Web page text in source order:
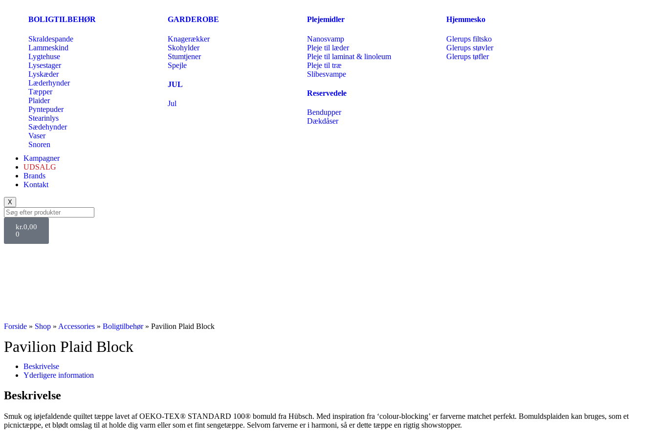
BOLIGTILBEHØR
Skraldespande
Lammeskind
Lygtehuse
Lysestager
Lyskæder
Læderhynder
Tæpper
Plaider
Pyntepuder
Stearinlys
Sædehynder
Vaser
Snoren
GARDEROBE
Knagerækker
Skohylder
Stumtjener
Spejle
JUL
Jul
Plejemidler
Nanosvamp
Pleje til læder
Pleje til laminat & linoleum
Pleje til træ
Slibesvampe
Reservedele
Bendupper
Dækdåser
Hjemmesko
Glerups filtsko
Glerups støvler
Glerups tøfler
Kampagner
UDSALG
Brands
Kontakt
X
kr.0,00
0
Forside » Shop » Accessories » Boligtilbehør» Pavilion Plaid Block
Pavilion Plaid Block
Beskrivelse
Yderligere information
Beskrivelse
Smuk og iøjefaldende quiltet tæppe lavet af OEKO-TEX® STANDARD 100® bomuld fra Hübsch. Med inspiration fra ‘colour-blocking’ er farverne matchet perfekt. Bomuldsplaiden kan bruges, som et
picnictæppe, et blødt omslag til at holde dig varm eller som et fint sengetæppe. Selvom farverne er i harmoni, så er dette tæppe en rigtig showstopper.